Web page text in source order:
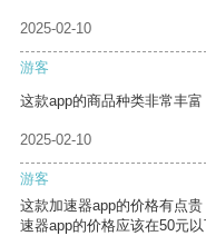
2025-02-10
游客
这款app的商品种类非常丰富
2025-02-10
游客
这款加速器app的价格有点
速器app的价格应该在50元以